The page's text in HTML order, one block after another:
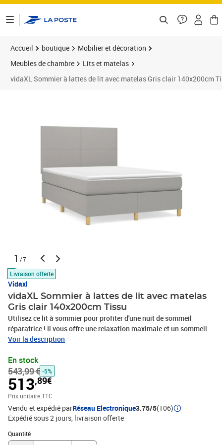
Accueil boutique
Mobilier et décoration
Meubles de chambre
Lits et matelas
vidaXL Sommier à lattes de lit avec matelas Gris clair 140x200cm
1 /7
Livraison offerte
Vidaxl
vidaXL Sommier à lattes de lit avec matelas
Gris clair 140x200cm Tissu
Utilisez ce lit à sommier pour profiter d'une nuit de sommeil
réparatrice ! Il vous offre une relaxation maximale et un sommeil
agréable. Tissu durable : le tissu présente un aspect simple et
est réglable en hauteur selon vos préférences. La tête de lit vous
offre un excellent soutien du dos lorsque vous êtes assis dans
votre lit pour lire ou regarder la télévision.Matelas à ressorts
ensachés : le ressort ensaché individuel intégré est connu pour sa
très haute qualité tout en assurant un haut niveau de durabilité et
d'adaptabilité. Il peut absorber efficacement le bruit et les chocs
causés par les sauts et les rotations.Support moyen-dur : ce
matelas de lit offre une stabilité accrue et juste le niveau de
Voir la description
En stock
543,99 € -5%
513,89€
Prix unitaire TTC
Vendu et expédié parRéseau Electronique3.75/5(106)
Expédié sous 2 jours livraison offerte
Quantité
Quantité : 1